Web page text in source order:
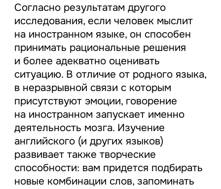
Согласно результатам другого
исследования, если человек мыслит
на иностранном языке, он способен
принимать рациональные решения
и более адекватно оценивать
ситуацию. В отличие от родного языка,
в неразрывной связи с которым
присутствуют эмоции, говорение
на иностранном запускает именно
деятельность мозга. Изучение
английского (и других языков)
развивает также творческие
способности: вам придется подбирать
новые комбинации слов, запоминать